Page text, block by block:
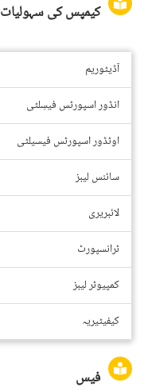
کیمپس کی سہولیات
آڈیٹوریم
انڈور اسپورٹس فیسِلٹی
اوٹڈور اسپورٹس فیسیلٹی
سائنس لیبز
لائبریری
ٹرانسپورٹ
کمپیوٹر لیبز
کیفیٹیریہ
فیس